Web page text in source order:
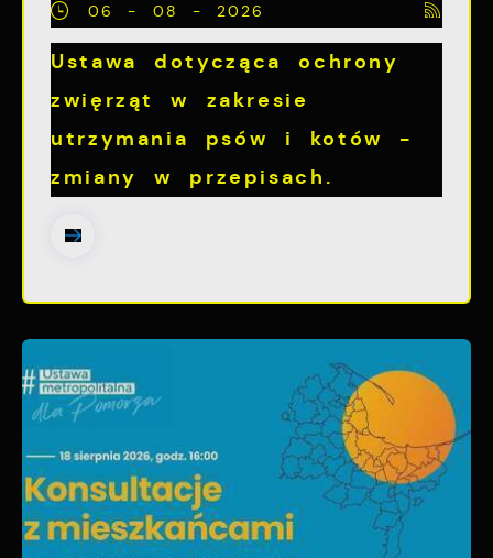
06 - 08 - 2026
Ustawa dotycząca ochrony
zwięrząt w zakresie
utrzymania psów i kotów -
zmiany w przepisach.